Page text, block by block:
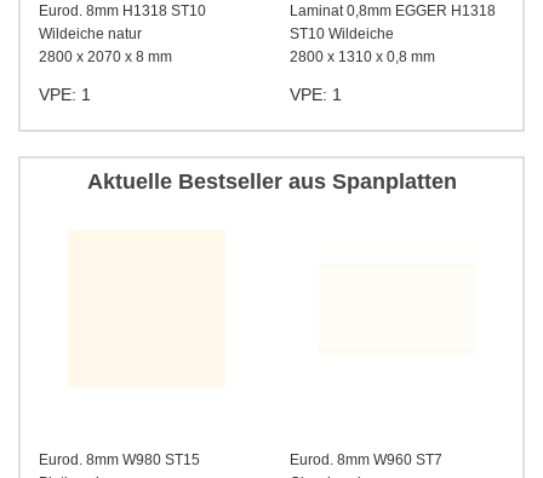
Eurod. 8mm H1318 ST10
Wildeiche natur
2800 x 2070 x 8 mm
VPE: 1
Laminat 0,8mm EGGER H1318
ST10 Wildeiche
2800 x 1310 x 0,8 mm
VPE: 1
Aktuelle Bestseller aus Spanplatten
Eurod. 8mm W980 ST15
Eurod. 8mm W960 ST7